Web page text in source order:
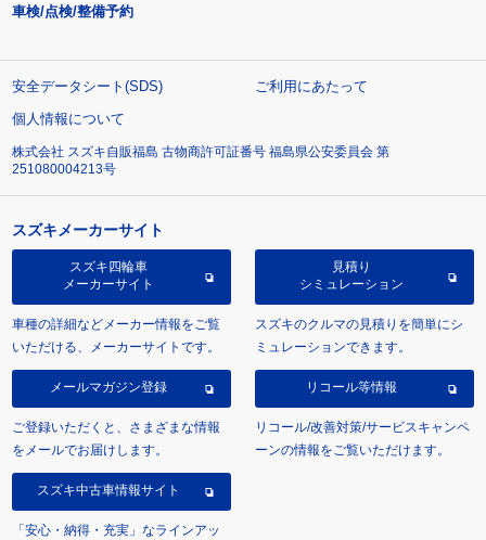
車検/点検/整備予約
安全データシート(SDS)
ご利用にあたって
個人情報について
株式会社 スズキ自販福島 古物商許可証番号 福島県公安委員会 第
251080004213号
スズキメーカーサイト
スズキ四輪車
メーカーサイト
車種の詳細などメーカー情報をご覧
いただける、メーカーサイトです。
見積り
シミュレーション
スズキのクルマの見積りを簡単にシ
ミュレーションできます。
メールマガジン登録
ご登録いただくと、さまざまな情報
をメールでお届けします。
リコール等情報
リコール/改善対策/サービスキャンペ
ーンの情報をご覧いただけます。
スズキ中古車情報サイト
「安心・納得・充実」なラインアッ